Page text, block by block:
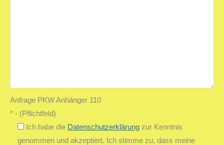
Anfrage PKW Anhänger 110
* - (Pflichtfeld)
Ich habe die Datenschutzerklärung zur Kenntnis
genommen und akzeptiert. Ich stimme zu, dass meine